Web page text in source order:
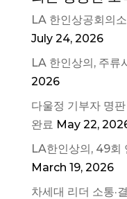
LA 한인상공회의
July 24, 2026
LA 한인상의, 주류
2026
다울정 기부자 명판
완료 May 22,
LA한인상의, 49회
March 19, 2026
차세대 리더 소통·